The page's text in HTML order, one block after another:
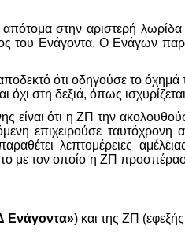
στην αριστερή
Ενάγοντα. Ο Ενάγων
ότι οδηγούσε το
όχι στη δεξιά, όπως
είναι ότι η ΖΠ την
επιχειρούσε ταυτόχρονη
λεπτομέρειες
με τον οποίο η ΖΠ
Ενάγοντα») και της ΖΠ (εφεξής